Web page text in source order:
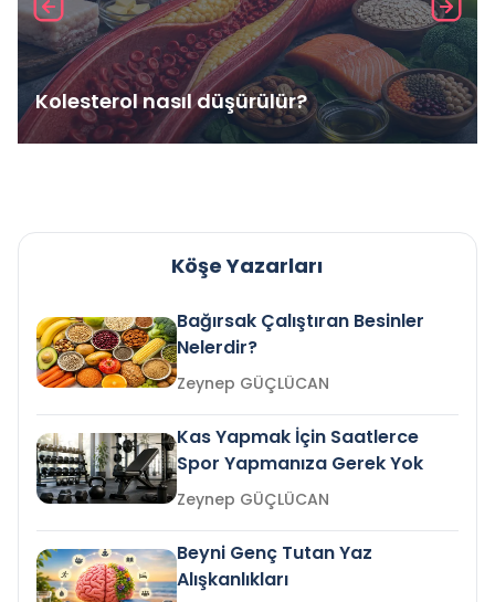
Kolesterol nasıl düşürülür?
Köşe Yazarları
Bağırsak Çalıştıran Besinler
Nelerdir?
Zeynep GÜÇLÜCAN
Kas Yapmak İçin Saatlerce
Spor Yapmanıza Gerek Yok
Zeynep GÜÇLÜCAN
Beyni Genç Tutan Yaz
Alışkanlıkları